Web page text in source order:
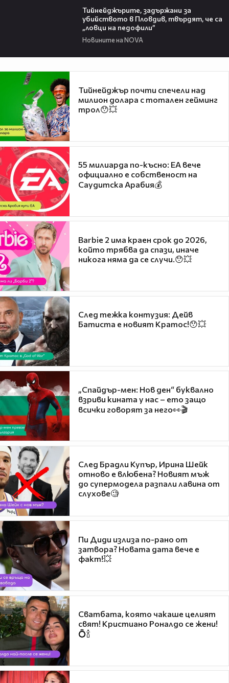
Тийнейджърите, задържани за
убийството в Пловдив, твърдят, че са
„ловци на педофили”
Новините на NOVA
Тийнейджър почти спечели над
милион долара с тотален гейминг
трол😯💥
55 милиарда по-късно: EA вече
официално е собственост на
Саудитска Арабия💰
Barbie 2 има краен срок до 2026,
който трябва да спази, иначе
никога няма да се случи.😯💥
След тежка контузия: Дейв
Батиста е новият Кратос!😯💥
„Спайдър-мен: Нов ден“ буквално
взриви кината у нас – ето защо
всички говорят за него👀🎬
След Брадли Купър, Ирина Шейк
отново е влюбена? Новият мъж
до супермодела разпали лавина от
слухове🧐
Пи Диди излиза по-рано от
затвора? Новата дата вече е
факт!💥
Сватбата, която чакаше целият
свят! Кристиано Роналдо се жени!
💍🍾